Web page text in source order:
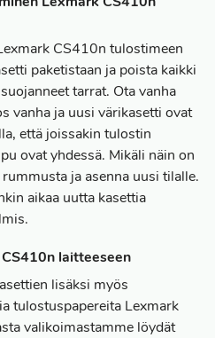
CS410n tulostimeen
paketistaan ja poista kaikki
tarrat. Ota vanha
vanha ja uusi värikasetti ovat
että joissakin tulostin
ovat yhdessä. Mikäli näin on
ja asenna uusi tilalle.
aikaa uutta kasettia
laitteeseen
lisäksi myös
tulostuspapereita Lexmark
valikoimastamme löydät